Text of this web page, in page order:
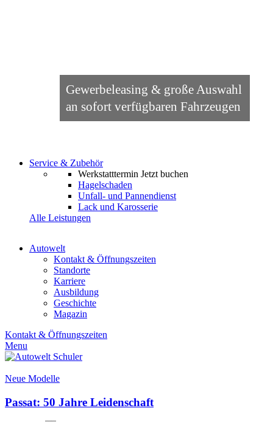
Gewerbeleasing & große Auswahl
an sofort verfügbaren Fahrzeugen
Service & Zubehör
Werkstatttermin Jetzt buchen
Hagelschaden
Unfall- und Pannendienst
Lack und Karosserie
Alle Leistungen
Autowelt
Kontakt & Öffnungszeiten
Standorte
Karriere
Ausbildung
Geschichte
Magazin
Kontakt & Öffnungszeiten
Menu
Neue Modelle
Passat: 50 Jahre Leidenschaft